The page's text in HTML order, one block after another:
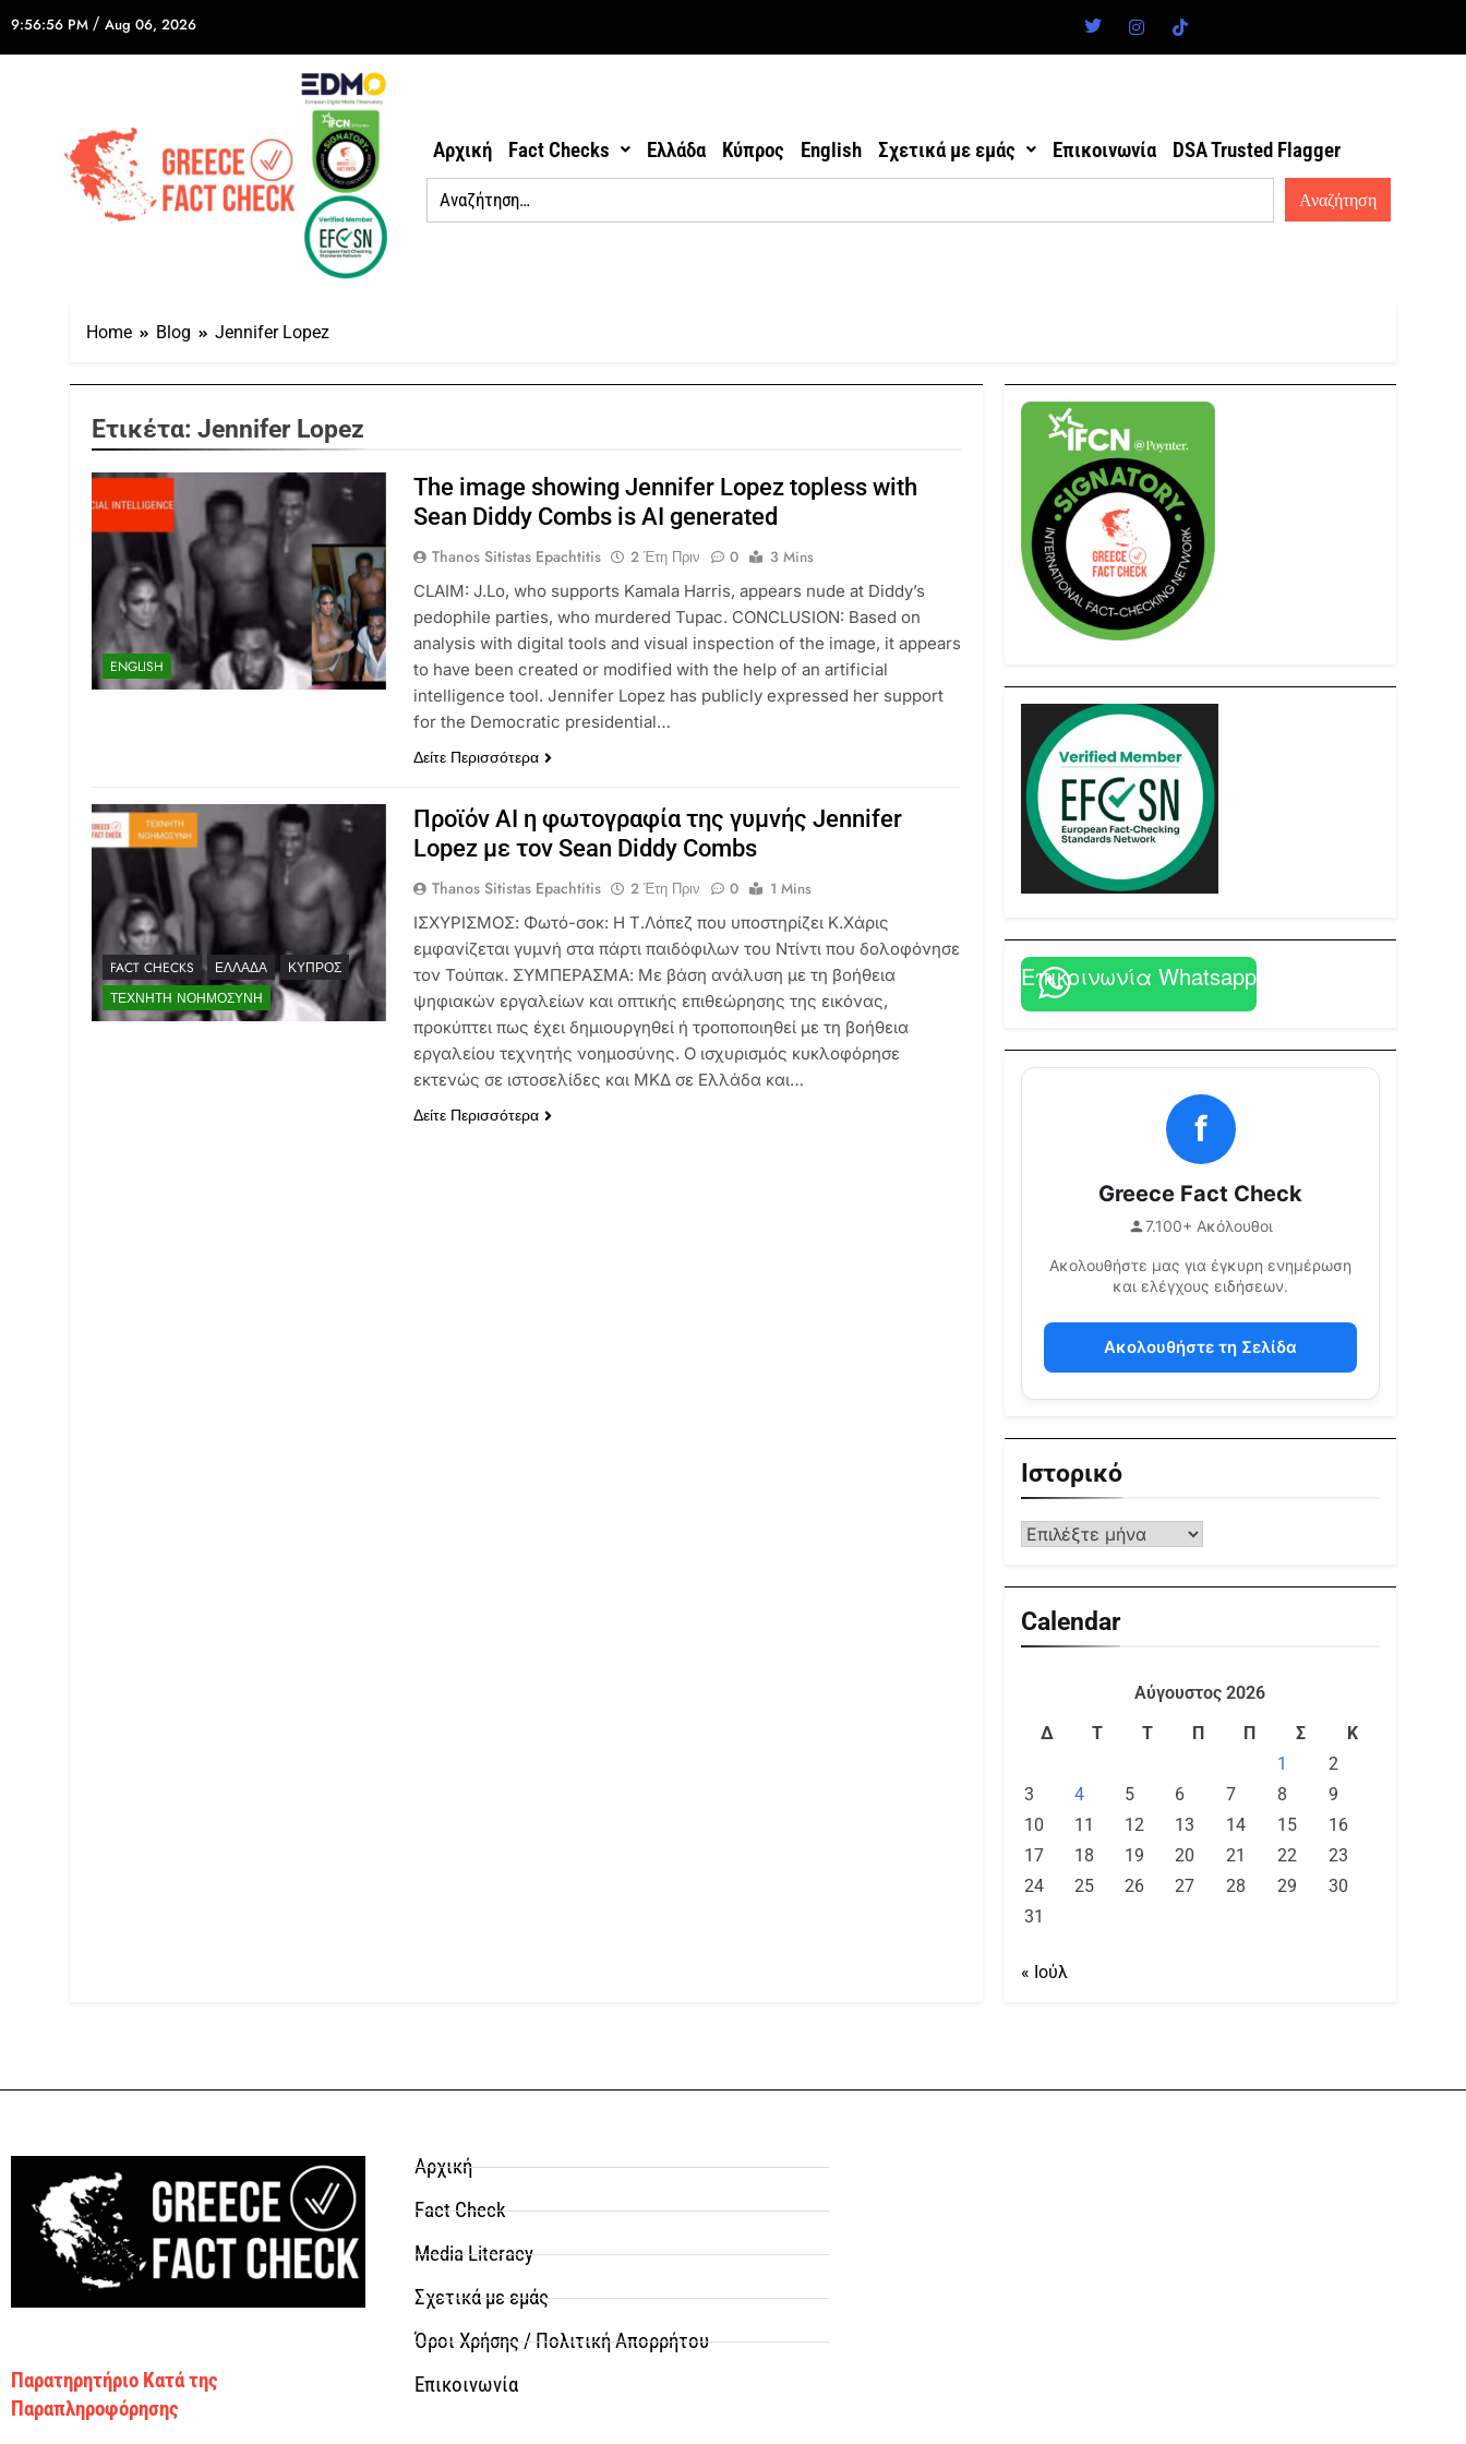
9:56:56 PM / Aug 06, 2026
Αρχική Fact Checks Ελλάδα Κύπρος English Σχετικά με εμάς Επικοινωνία DSA Trusted Flagger
Home Blog Jennifer Lopez
Ετικέτα: Jennifer Lopez
ENGLISH
The image showing Jennifer Lopez topless with
Sean Diddy Combs is AI generated
Thanos Sitistas Epachtitis 2 Έτη Πριν 0
3 Mins
CLAIM: J.Lo, who supports Kamala Harris, appears nude at Diddy’s
pedophile parties, who murdered Tupac. CONCLUSION: Based on
analysis with digital tools and visual inspection of the image, it appears
to have been created or modified with the help of an artificial
intelligence tool. Jennifer Lopez has publicly expressed her support
for the Democratic presidential…
Δείτε Περισσότερα
FACT CHECKS ΕΛΛΆΔΑ
ΚΎΠΡΟΣ
ΤΕΧΝΗΤΉ ΝΟΗΜΟΣΎΝΗ
Προϊόν AI η φωτογραφία της γυμνής Jennifer
Lopez με τον Sean Diddy Combs
Thanos Sitistas Epachtitis 2 Έτη Πριν 0
1 Mins
ΙΣΧΥΡΙΣΜΟΣ: Φωτό-σοκ: Η Τ.Λόπεζ που υποστηρίζει Κ.Χάρις
εμφανίζεται γυμνή στα πάρτι παιδόφιλων του Ντίντι που δολοφόνησε
τον Τούπακ. ΣΥΜΠΕΡΑΣΜΑ: Με βάση ανάλυση με τη βοήθεια
ψηφιακών εργαλείων και οπτικής επιθεώρησης της εικόνας,
προκύπτει πως έχει δημιουργηθεί ή τροποποιηθεί με τη βοήθεια
εργαλείου τεχνητής νοημοσύνης. Ο ισχυρισμός κυκλοφόρησε
εκτενώς σε ιστοσελίδες και ΜΚΔ σε Ελλάδα και…
Δείτε Περισσότερα
Επικοινωνία Whatsapp
f
Greece Fact Check
7.100+ Ακόλουθοι
Ακολουθήστε μας για έγκυρη ενημέρωση
και ελέγχους ειδήσεων.
Ακολουθήστε τη Σελίδα
Ιστορικό
Calendar
Αύγουστος 2026
Δ
Τ Τ Π Π Σ
Κ
1
2
3
4 5 6 7 8
9
10
11 12 13 14 15
16
17
18 19 20 21 22
23
24
25 26 27 28 29
30
31
« Ιούλ
Παρατηρητήριο Κατά της
Παραπληροφόρησης
Αρχική
Fact Check
Media Literacy
Σχετικά με εμάς
Όροι Χρήσης / Πολιτική Απορρήτου
Επικοινωνία